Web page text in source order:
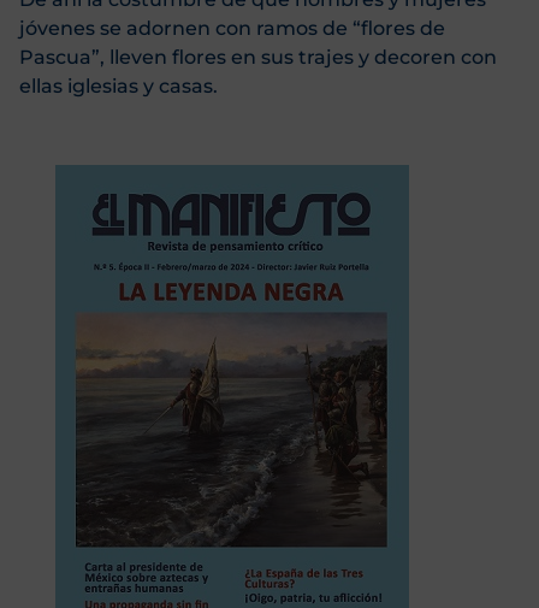
jóvenes se adornen con ramos de “flores de
Pascua”, lleven flores en sus trajes y decoren con
ellas iglesias y casas.